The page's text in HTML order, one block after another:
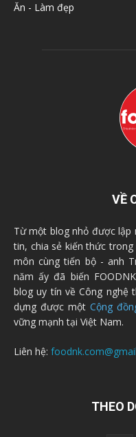
Ăn - Làm đẹp
VỀ
Từ một blog nhỏ được
tin, chia sẻ kiến thức
môn cùng tiến bộ - anh
năm ấy đã biến
blog uy tín về Công nghệ
dựng được một Cộng
vững mạnh tại Việt Nam.
Liên hệ:
THEO